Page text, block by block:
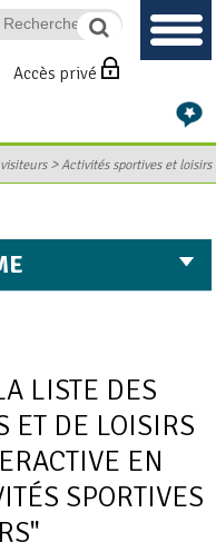
Accès privé
>Activités sportives et loisirs
LISTE DES
ET DE LOISIRS
EN
SPORTIVES